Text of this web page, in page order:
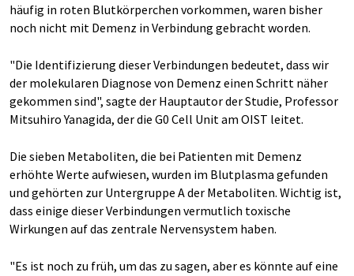
häufig in roten Blutkörperchen vorkommen, waren bisher
noch nicht mit Demenz in Verbindung gebracht worden.
"Die Identifizierung dieser Verbindungen bedeutet, dass wir
der molekularen Diagnose von Demenz einen Schritt näher
gekommen sind", sagte der Hauptautor der Studie, Professor
Mitsuhiro Yanagida, der die G0 Cell Unit am OIST leitet.
Die sieben Metaboliten, die bei Patienten mit Demenz
erhöhte Werte aufwiesen, wurden im Blutplasma gefunden
und gehörten zur Untergruppe A der Metaboliten. Wichtig ist,
dass einige dieser Verbindungen vermutlich toxische
Wirkungen auf das zentrale Nervensystem haben.
"Es ist noch zu früh, um das zu sagen, aber es könnte auf eine